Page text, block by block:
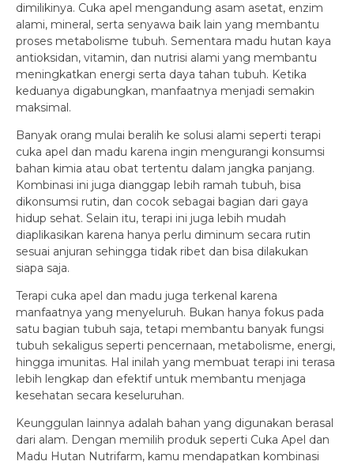
dimilikinya. Cuka apel mengandung asam asetat, enzim
alami, mineral, serta senyawa baik lain yang membantu
proses metabolisme tubuh. Sementara madu hutan kaya
antioksidan, vitamin, dan nutrisi alami yang membantu
meningkatkan energi serta daya tahan tubuh. Ketika
keduanya digabungkan, manfaatnya menjadi semakin
maksimal.
Banyak orang mulai beralih ke solusi alami seperti terapi
cuka apel dan madu karena ingin mengurangi konsumsi
bahan kimia atau obat tertentu dalam jangka panjang.
Kombinasi ini juga dianggap lebih ramah tubuh, bisa
dikonsumsi rutin, dan cocok sebagai bagian dari gaya
hidup sehat. Selain itu, terapi ini juga lebih mudah
diaplikasikan karena hanya perlu diminum secara rutin
sesuai anjuran sehingga tidak ribet dan bisa dilakukan
siapa saja.
Terapi cuka apel dan madu juga terkenal karena
manfaatnya yang menyeluruh. Bukan hanya fokus pada
satu bagian tubuh saja, tetapi membantu banyak fungsi
tubuh sekaligus seperti pencernaan, metabolisme, energi,
hingga imunitas. Hal inilah yang membuat terapi ini terasa
lebih lengkap dan efektif untuk membantu menjaga
kesehatan secara keseluruhan.
Keunggulan lainnya adalah bahan yang digunakan berasal
dari alam. Dengan memilih produk seperti Cuka Apel dan
Madu Hutan Nutrifarm, kamu mendapatkan kombinasi